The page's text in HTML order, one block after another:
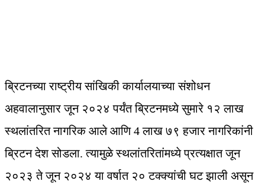
ब्रिटनच्या राष्ट्रीय सांखिकी कार्यालयाच्या संशोधन
अहवालानुसार जून २०२४ पर्यंत ब्रिटनमध्ये सुमारे १२ लाख
स्थलांतरित नागरिक आले आणि 4 लाख ७९ हजार नागरिकांनी
ब्रिटन देश सोडला. त्यामुळे स्थलांतरितांमध्ये प्रत्यक्षात जून
२०२३ ते जून २०२४ या वर्षात २० टक्क्यांची घट झाली असून